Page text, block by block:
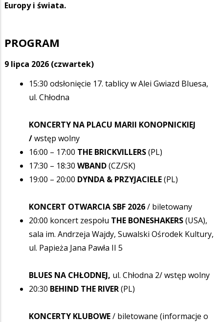
Europy i świata.
PROGRAM
9 lipca 2026 (czwartek)
15:30 odsłonięcie 17. tablicy w Alei Gwiazd Bluesa,
ul. Chłodna
KONCERTY NA PLACU MARII KONOPNICKIEJ
/wstęp wolny
16:00 – 17:00 THE BRICKVILLERS(PL)
17:30 – 18:30 WBAND(CZ/SK)
19:00 – 20:00 DYNDA & PRZYJACIELE(PL)
KONCERT OTWARCIA SBF 2026/ biletowany
20:00 koncert zespołu THE BONESHAKERS(USA),
sala im. Andrzeja Wajdy, Suwalski Ośrodek Kultury,
ul. Papieża Jana Pawła II 5
BLUES NA CHŁODNEJ, ul. Chłodna 2/ wstęp wolny
20:30 BEHIND THE RIVER(PL)
KONCERTY KLUBOWE/ biletowane (informacje o